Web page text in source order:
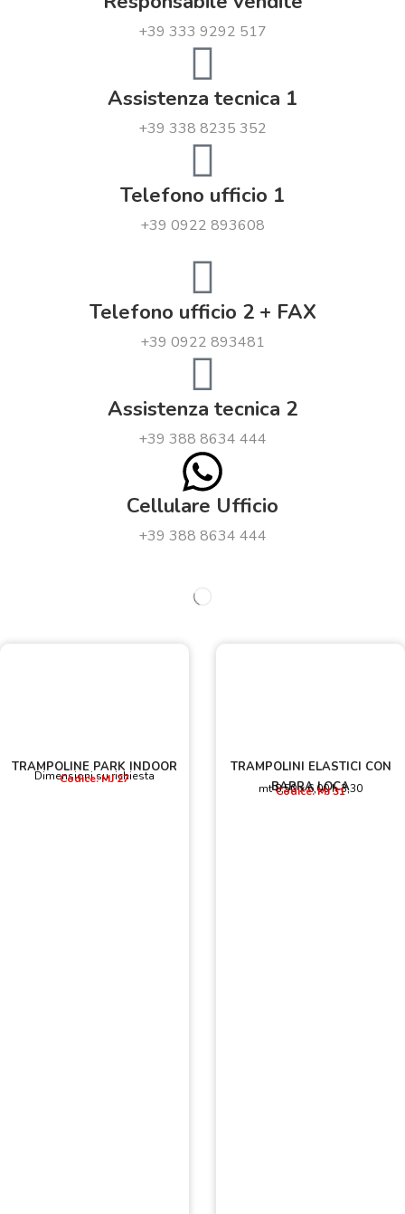
+39 333 9292 517
Assistenza tecnica 1
+39 338 8235 352
Telefono ufficio 1
+39 0922 893608
Telefono ufficio 2 + FAX
+39 0922 893481
Assistenza tecnica 2
+39 388 8634 444
Cellulare Ufficio
+39 388 8634 444
TRAMPOLINE PARK INDOOR
Dimensioni su richiesta
Codice: MJ 27
TRAMPOLINI ELASTICI CON
BARRA LOCA
mt 8,50 x 6,00 h 3,30
Codice: MJ 31